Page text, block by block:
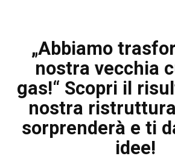
„Abbiamo
nostra vecchia
gas!“ Scopri il
nostra
sorprenderà e ti
idee!